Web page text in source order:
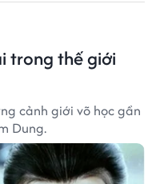
trong thế giới
cảnh giới võ học gần
Dung.